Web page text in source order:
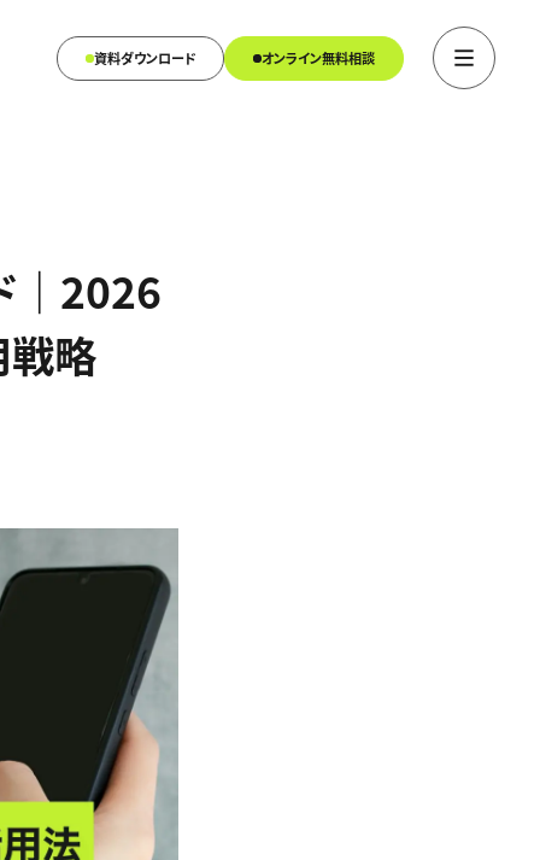
資料ダウンロード オンライン無料相談
｜2026
戦略